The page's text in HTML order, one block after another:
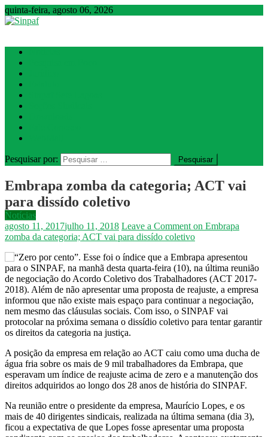
quinta-feira, agosto 06, 2026
Pesquisar por:
Embrapa zomba da categoria; ACT vai
para dissído coletivo
Notícias
agosto 11, 2017julho 11, 2018 Leave a Comment on Embrapa
zomba da categoria; ACT vai para dissído coletivo
“Zero por cento”. Esse foi o índice que a Embrapa apresentou
para o SINPAF, na manhã desta quarta-feira (10), na última reunião
de negociação do Acordo Coletivo dos Trabalhadores (ACT 2017-
2018). Além de não apresentar uma proposta de reajuste, a empresa
informou que não existe mais espaço para continuar a negociação,
nem mesmo das cláusulas sociais. Com isso, o SINPAF vai
protocolar na próxima semana o dissídio coletivo para tentar garantir
os direitos da categoria na justiça.
A posição da empresa em relação ao ACT caiu como uma ducha de
água fria sobre os mais de 9 mil trabalhadores da Embrapa, que
esperavam um índice de reajuste acima de zero e a manutenção dos
direitos adquiridos ao longo dos 28 anos de história do SINPAF.
Na reunião entre o presidente da empresa, Maurício Lopes, e os
mais de 40 dirigentes sindicais, realizada na última semana (dia 3),
ficou a expectativa de que Lopes fosse apresentar uma proposta